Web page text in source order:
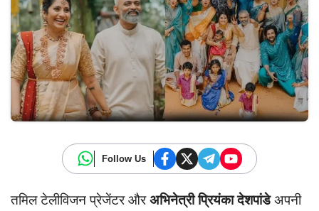
Follow Us
तमिल टेलीविजन प्रेजेंटर औरअभिनेत्री प्रियंका देशपांडेअपनी